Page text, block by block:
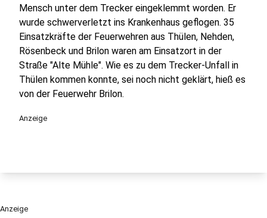
Mensch unter dem Trecker eingeklemmt worden. Er
wurde schwerverletzt ins Krankenhaus geflogen. 35
Einsatzkräfte der Feuerwehren aus Thülen, Nehden,
Rösenbeck und Brilon waren am Einsatzort in der
Straße "Alte Mühle". Wie es zu dem Trecker-Unfall in
Thülen kommen konnte, sei noch nicht geklärt, hieß es
von der Feuerwehr Brilon.
Anzeige
Anzeige